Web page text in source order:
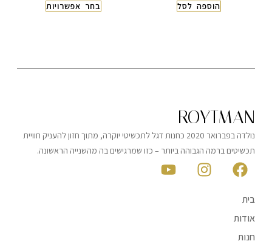
הוספה לסל בחר אפשרויות
ROYTMAN
נולדה בפברואר 2020 כחנות דגל לתכשיטי יוקרה, מתוך חזון להעניק חוויית
תכשיטים ברמה הגבוהה ביותר – כזו שמרגישים בה מהשנייה הראשונה.
בית
אודות
חנות